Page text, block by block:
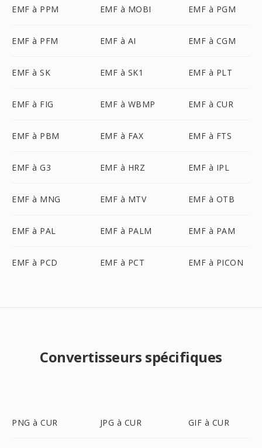
EMF à PPM EMF à MOBI EMF à PGM
EMF à PFM EMF à AI EMF à CGM
EMF à SK EMF à SK1 EMF à PLT
EMF à FIG EMF à WBMP EMF à CUR
EMF à PBM EMF à FAX EMF à FTS
EMF à G3 EMF à HRZ EMF à IPL
EMF à MNG EMF à MTV EMF à OTB
EMF à PAL EMF à PALM EMF à PAM
EMF à PCD EMF à PCT EMF à PICON
Convertisseurs spécifiques
PNG à CUR JPG à CUR GIF à CUR